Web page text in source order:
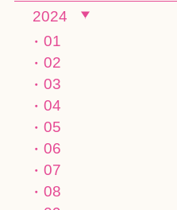
2024
01
02
03
04
05
06
07
08